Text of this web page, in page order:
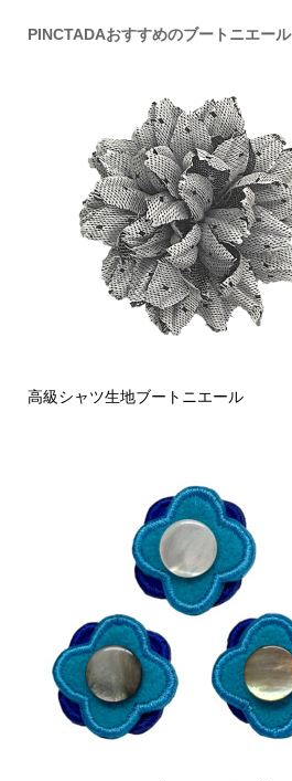
PINCTADAおすすめのブートニエール
高級シャツ生地ブートニエール